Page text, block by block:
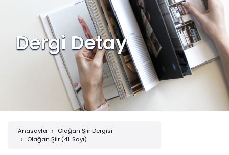
Dergi Detay
Anasayfa
Olağan Şiir Dergisi
Olağan Şiir (41. Sayı)